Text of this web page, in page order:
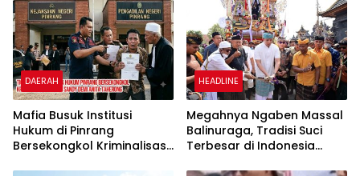
DAERAH
Mafia Busuk Institusi
Hukum di Pinrang
Bersekongkol Kriminalisasi
HEADLINE
Megahnya Ngaben Massal
Balinuraga, Tradisi Suci
Terbesar di Indonesia